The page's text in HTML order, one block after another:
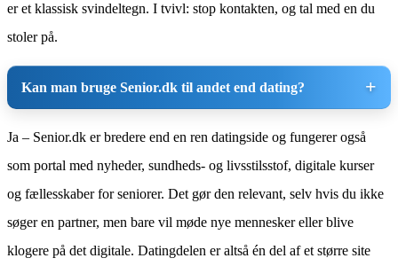
er et klassisk svindeltegn. I tvivl: stop kontakten, og tal med en du
stoler på.
Kan man bruge Senior.dk til andet end dating?
Ja – Senior.dk er bredere end en ren datingside og fungerer også
som portal med nyheder, sundheds- og livsstilsstof, digitale kurser
og fællesskaber for seniorer. Det gør den relevant, selv hvis du ikke
søger en partner, men bare vil møde nye mennesker eller blive
klogere på det digitale. Datingdelen er altså én del af et større site